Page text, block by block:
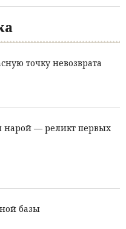
точку невозврата
— реликт первых
базы